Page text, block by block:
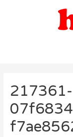
217361-